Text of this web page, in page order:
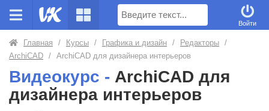
Поиск
Войти
Главная / Курсы / Графика и дизайн / Редакторы /
ArchiCAD / ArchiCAD для дизайнера интерьеров
Видеокурс - ArchiCAD для
дизайнера интерьеров